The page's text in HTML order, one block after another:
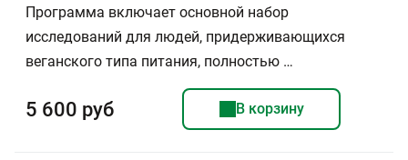
Программа включает основной набор
исследований для людей, придерживающихся
веганского типа питания, полностью …
5 600 руб В корзину